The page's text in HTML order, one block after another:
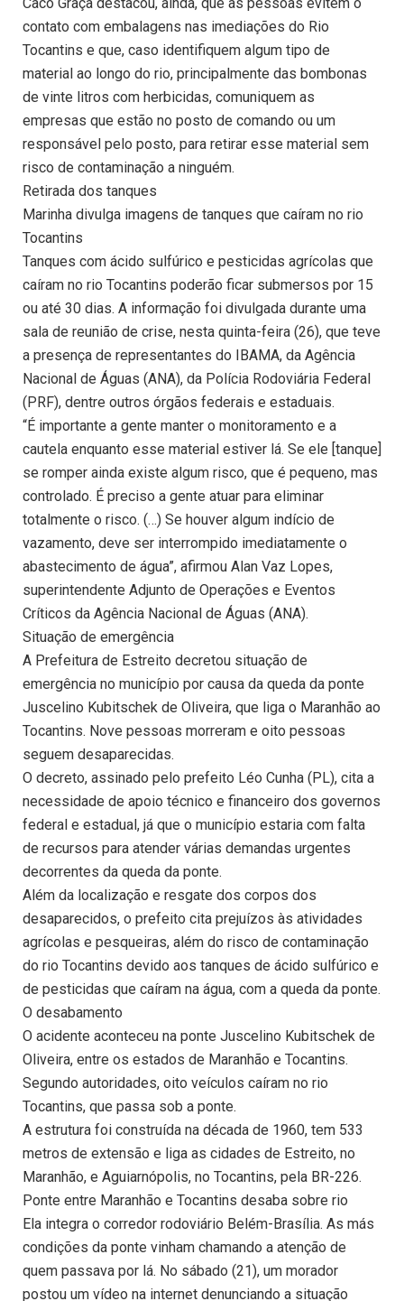
contato com embalagens nas imediações do Rio
Tocantins e que, caso identifiquem algum tipo de
material ao longo do rio, principalmente das bombonas
de vinte litros com herbicidas, comuniquem as
empresas que estão no posto de comando ou um
responsável pelo posto, para retirar esse material sem
risco de contaminação a ninguém.
Retirada dos tanques
Marinha divulga imagens de tanques que caíram no rio
Tocantins
Tanques com ácido sulfúrico e pesticidas agrícolas que
caíram no rio Tocantins poderão ficar submersos por 15
ou até 30 dias. A informação foi divulgada durante uma
sala de reunião de crise, nesta quinta-feira (26), que teve
a presença de representantes do IBAMA, da Agência
Nacional de Águas (ANA), da Polícia Rodoviária Federal
(PRF), dentre outros órgãos federais e estaduais.
“É importante a gente manter o monitoramento e a
cautela enquanto esse material estiver lá. Se ele [tanque]
se romper ainda existe algum risco, que é pequeno, mas
controlado. É preciso a gente atuar para eliminar
totalmente o risco. (…) Se houver algum indício de
vazamento, deve ser interrompido imediatamente o
abastecimento de água”, afirmou Alan Vaz Lopes,
superintendente Adjunto de Operações e Eventos
Críticos da Agência Nacional de Águas (ANA).
Situação de emergência
A Prefeitura de Estreito decretou situação de
emergência no município por causa da queda da ponte
Juscelino Kubitschek de Oliveira, que liga o Maranhão ao
Tocantins. Nove pessoas morreram e oito pessoas
seguem desaparecidas.
O decreto, assinado pelo prefeito Léo Cunha (PL), cita a
necessidade de apoio técnico e financeiro dos governos
federal e estadual, já que o município estaria com falta
de recursos para atender várias demandas urgentes
decorrentes da queda da ponte.
Além da localização e resgate dos corpos dos
desaparecidos, o prefeito cita prejuízos às atividades
agrícolas e pesqueiras, além do risco de contaminação
do rio Tocantins devido aos tanques de ácido sulfúrico e
de pesticidas que caíram na água, com a queda da ponte.
O desabamento
O acidente aconteceu na ponte Juscelino Kubitschek de
Oliveira, entre os estados de Maranhão e Tocantins.
Segundo autoridades, oito veículos caíram no rio
Tocantins, que passa sob a ponte.
A estrutura foi construída na década de 1960, tem 533
metros de extensão e liga as cidades de Estreito, no
Maranhão, e Aguiarnópolis, no Tocantins, pela BR-226.
Ponte entre Maranhão e Tocantins desaba sobre rio
Ela integra o corredor rodoviário Belém-Brasília. As más
condições da ponte vinham chamando a atenção de
quem passava por lá. No sábado (21), um morador
postou um vídeo na internet denunciando a situação